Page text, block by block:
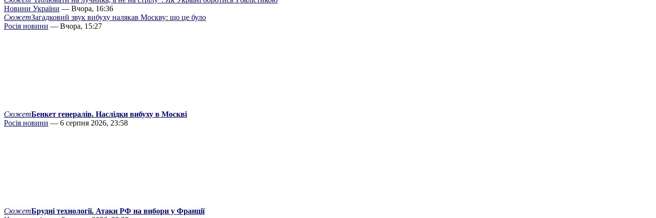
Новини України — Вчора, 16:36
СюжетЗагадковий звук вибуху налякав Москву: що це було
Росія новини — Вчора, 15:27
СюжетБенкет генералів. Наслідки вибуху в Москві
Росія новини — 6 серпня 2026, 23:58
СюжетБрудні технології. Атаки РФ на вибори у Франції